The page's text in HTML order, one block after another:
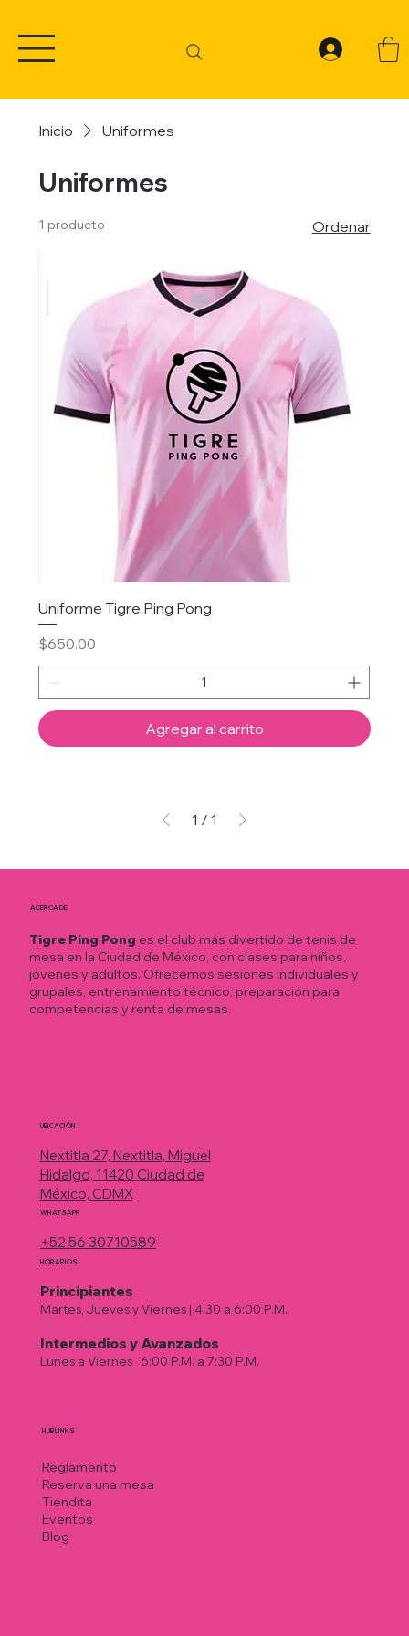
Inicio Uniformes
Uniformes
1 producto Ordenar
Uniforme Tigre Ping Pong
Precio
$650.00
Agregar al carrito
1 / 1
ACERCA DE
Tigre Ping Pong es el club más divertido de tenis de
mesa en la Ciudad de México, con clases para niños,
jóvenes y adultos. Ofrecemos sesiones individuales y
grupales, entrenamiento técnico, preparación para
competencias y renta de mesas.
HUB LINKS
Reglamento
Reserva una mesa
Tiendita
Eventos
Blog
UBICACIÓN
Nextitla 27, Nextitla, Miguel
Hidalgo, 11420 Ciudad de
México, CDMX
WHATSAPP
+52 56 30710589
HORARIOS
Principiantes
Martes, Jueves y Viernes | 4:30 a 6:00 P.M.
Intermedios у Avanzados
Lunes a Viernes 6:00 P.M. a 7:30 P.M.